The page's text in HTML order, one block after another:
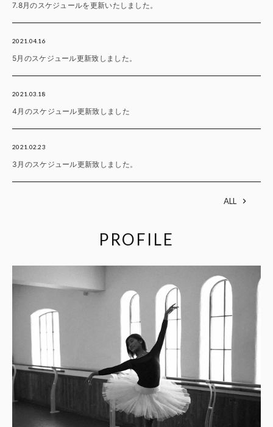
7.8月のスケジュールを更新いたしました。
2021.04.16
5月のスケジュール更新致しました。
2021.03.18
4月のスケジュール更新致しました
2021.02.23
3月のスケジュール更新致しました。
ALL
PROFILE